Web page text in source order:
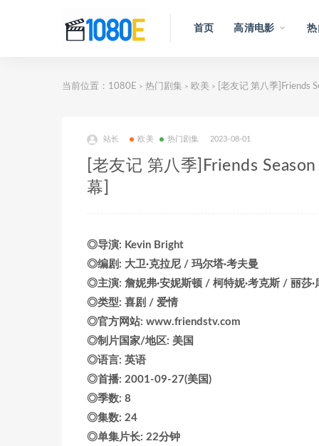
首页 高清电影 热
当前位置： 1080E > 热门剧集 > 欧美 > [老友记 第八季]Friends
站长 欧美 热门剧集 2023-08-01
[老友记 第八季]Friends
幕]
◎导演: Kevin Bright
◎编剧: 大卫·克拉尼 / 玛尔塔·考夫曼
◎主演: 詹妮弗·安妮斯顿 / 柯特妮·考克斯 / 丽莎
◎类型: 喜剧 / 爱情
◎官方网站: www.friendstv.com
◎制片国家/地区: 美国
◎语言: 英语
◎首播: 2001-09-27(美国)
◎季数: 8
◎集数: 24
◎单集片长: 22分钟